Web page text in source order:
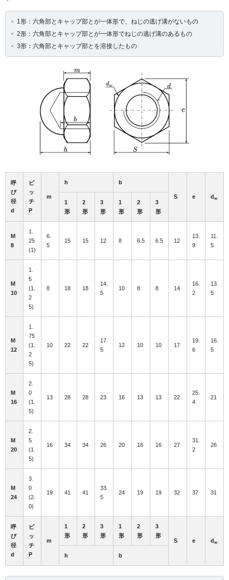
1形：六角部とキャップ部とが一体形で、ねじの逃げ溝がないもの
2形：六角部とキャップ部とが一体形でねじの逃げ溝のあるもの
3形：六角部とキャップ部とを溶接したもの
呼
び
径
d
ピ
ッ
チ
P
m
h b
S e dw
1
形
2
形
3
形
1
形
2
形
3
形
M
8
1.
25
(1)
6.
5
15 15 12 8 6.5 6.5 12
13.
9
11.
5
M
10
1.
5
(1.
2
5)
8 18 18
14.
5
10 8 8 14
16.
2
13.
5
M
12
1.
75
(1.
2
5)
10 22 22
17.
5
12 10 10 17
19.
6
16.
5
M
16
2.
0
(1.
5)
13 28 28 23 16 13 13 22
25.
4
21
M
20
2.
5
(1.
5)
16 34 34 26 20 16 16 27
31.
2
26
M
24
3.
0
(2.
0)
19 41 41
33.
5
24 19 19 32 37 31
呼
び
径
d
ピ
ッ
チ
P
m
1
形
2
形
3
形
1
形
2
形
3
形
S
e dw
h b